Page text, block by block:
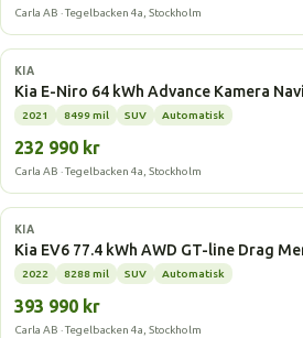
Carla AB · Tegelbacken 4a, Stockholm
Elbil
KIA
Kia E-Niro 64 kWh Advance Kamera
2021 8499 mil SUV Automatisk
232 990 kr
Carla AB · Tegelbacken 4a, Stockholm
Elbil
KIA
Kia EV6 77.4 kWh AWD GT-line Drag
2022 8288 mil SUV Automatisk
393 990 kr
Carla AB · Tegelbacken 4a, Stockholm